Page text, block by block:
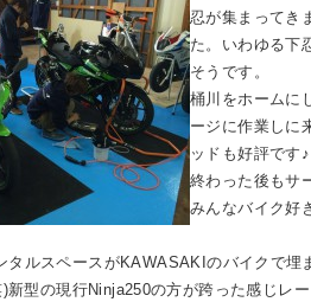
忍が集まってき
た。いわゆる下
そうです。
桶川をホームに
ージに作業しに
ッドも好評です♪
終わった後もサ
みんなバイク好
タルスペースがKAWASAKIのバイクで埋
新型の現行Ninja250の方が跨った感じレ